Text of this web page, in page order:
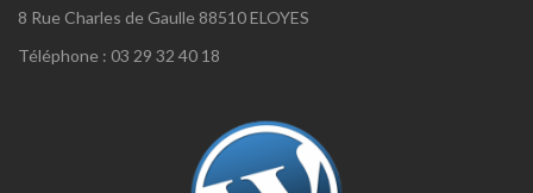
8 Rue Charles de Gaulle 88510 ELOYES
Téléphone : 03 29 32 40 18